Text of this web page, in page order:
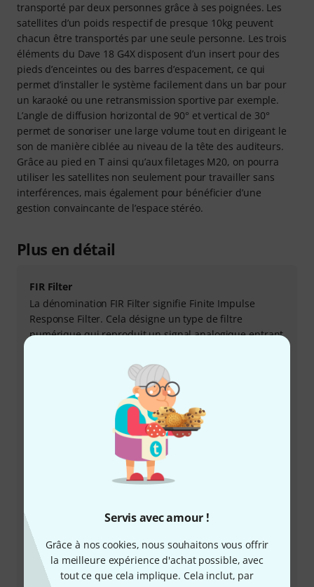
Servis avec amour !
Grâce à nos cookies, nous souhaitons vous offrir
la meilleure expérience d'achat possible, avec
tout ce que cela implique. Cela inclut, par
transporté par deux personnes grâce à ses poignées. Les
satellites d’un poids respectif de presque 10kg peuvent
chacun être transportés par une seule personne. Les trois
éléments du Dave 18 G4X disposent d’un insert pour des
pieds d’enceintes ou des barres d’espacement, ce qui
permet d’installer le système facilement dans un bar pour
un karaoké ou une retransmission sportive par exemple.
L’angle de diffusion horizontal de 90° et vertical de 30°
permet de sonoriser une large volume tout en dirigeant le
son de manière ciblée au niveau de la tête des auditeurs.
Grâce au pied en T ainsi qu’aux filetages M20, on pourra
utiliser les satellites non seulement pour travailler sans
interférences, mais également pour bénéficier d’une
gestion convaincante de l’espace stéréo.
Plus en détail
FIR Filter
La dénomination FIR Filter signifie Finite Impulse
Response Filter. Cela désigne un type de filtre
numérique qui reproduit un signal analogique entrant
appelés également filtres non-récursifs – sont
employés depuis les années 90 environ dans les
enceintes pour assurer un rendu du signal
parfaitement cohérent en termes de phase, ou au
niveau du réglage de la fréquence de coupure
d’autres filtres à pente raide. Particulièrement ces
derniers sont cause de déphasages dans la musique
actuelle et dans les systèmes de sonorisation. Les
filtres FIR apportent donc une solution à ce problème.
par un son mieux défini et plus puissant. Grâce aux
capacités des contrôleurs numériques actuels, les
amplificateurs également numériques peuvent
embarquer des filtres FIR avec des latences
suffisamment basses pour pouvoir être utilisés lors de